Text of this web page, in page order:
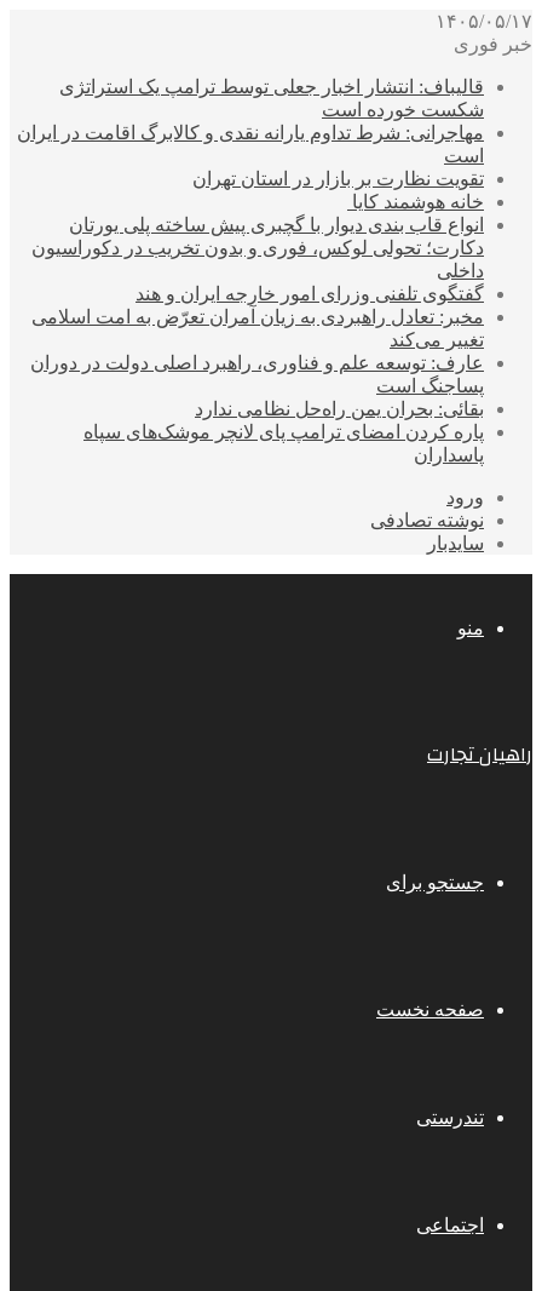
۱۴۰۵/۰۵/۱۷
خبر فوری
قالیباف: انتشار اخبار جعلی توسط ترامپ یک استراتژی
شکست خورده است
مهاجرانی: شرط تداوم یارانه نقدی و کالابرگ اقامت در ایران
است
تقویت نظارت بر بازار در استان تهران
خانه هوشمند کایا
انواع قاب بندی دیوار با گچبری پیش ساخته پلی یورتان
دکارت؛ تحولی لوکس، فوری و بدون تخریب در دکوراسیون
داخلی
گفتگوی تلفنی وزرای امور خارجه ایران و هند
مخبر: تعادل راهبردی به زیان آمران تعرّض به امت اسلامی
تغییر می‌کند
عارف: توسعه علم و فناوری، راهبرد اصلی دولت در دوران
پساجنگ است
بقائی: بحران یمن راه‌حل نظامی ندارد
پاره کردن امضای ترامپ پای لانچر موشک‌های سپاه
پاسداران
ورود
نوشته تصادفی
سایدبار
منو
راهیان تجارت
جستجو برای
صفحه نخست
تندرستی
اجتماعی